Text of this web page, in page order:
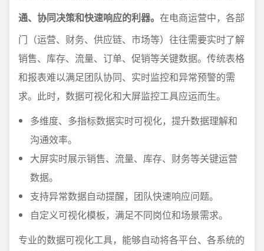
通、协同决策和快速响应的利器。 在电商运营中，各部
门（运营、财务、供应链、市场等）往往需要实时了解
销售、库存、流量、订单、促销等关键数据。传统表格
和报表难以满足团队协同、实时监控和异常预警的需
求。此时，数据可视化和大屏监控工具应运而生。
多维度、多指标数据实时可视化，提升数据理解和
沟通效率。
大屏实时展示销售、流量、库存、财务等关键运营
数据。
支持异常数据自动提醒，团队快速响应问题。
自定义可视化模板，满足不同岗位和场景需求。
专业的数据可视化工具，能够自动将各平台、各系统的